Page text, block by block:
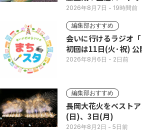
い列
2026年8月7日 - 19時間前
編集部おすすめ
会いに行けるラジオ
初回は11日(火･祝) 公
2026年8月6日 - 2日前
編集部おすすめ
長岡大花火をベスト
(日)、3日(月)
2026年8月2日 - 5日前